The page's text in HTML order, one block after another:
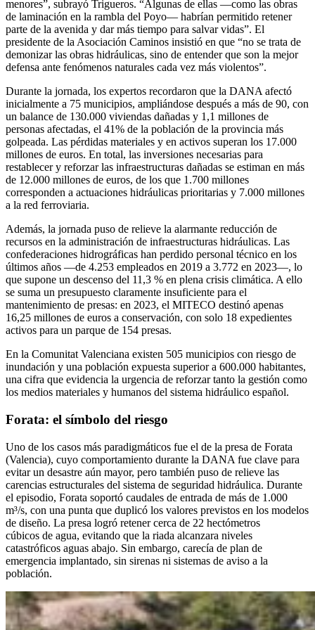
menores”, subrayó Trigueros. “Algunas de ellas —como las obras
de laminación en la rambla del Poyo— habrían permitido retener
parte de la avenida y dar más tiempo para salvar vidas”. El
presidente de la Asociación Caminos insistió en que “no se trata de
demonizar las obras hidráulicas, sino de entender que son la mejor
defensa ante fenómenos naturales cada vez más violentos”.
Durante la jornada, los expertos recordaron que la DANA afectó
inicialmente a 75 municipios, ampliándose después a más de 90, con
un balance de 130.000 viviendas dañadas y 1,1 millones de
personas afectadas, el 41% de la población de la provincia más
golpeada. Las pérdidas materiales y en activos superan los 17.000
millones de euros. En total, las inversiones necesarias para
restablecer y reforzar las infraestructuras dañadas se estiman en más
de 12.000 millones de euros, de los que 1.700 millones
corresponden a actuaciones hidráulicas prioritarias y 7.000 millones
a la red ferroviaria.
Además, la jornada puso de relieve la alarmante reducción de
recursos en la administración de infraestructuras hidráulicas. Las
confederaciones hidrográficas han perdido personal técnico en los
últimos años —de 4.253 empleados en 2019 a 3.772 en 2023—, lo
que supone un descenso del 11,3 % en plena crisis climática. A ello
se suma un presupuesto claramente insuficiente para el
mantenimiento de presas: en 2023, el MITECO destinó apenas
16,25 millones de euros a conservación, con solo 18 expedientes
activos para un parque de 154 presas.
En la Comunitat Valenciana existen 505 municipios con riesgo de
inundación y una población expuesta superior a 600.000 habitantes,
una cifra que evidencia la urgencia de reforzar tanto la gestión como
los medios materiales y humanos del sistema hidráulico español.
Forata: el símbolo del riesgo
Uno de los casos más paradigmáticos fue el de la presa de Forata
(Valencia), cuyo comportamiento durante la DANA fue clave para
evitar un desastre aún mayor, pero también puso de relieve las
carencias estructurales del sistema de seguridad hidráulica. Durante
el episodio, Forata soportó caudales de entrada de más de 1.000
m³/s, con una punta que duplicó los valores previstos en los modelos
de diseño. La presa logró retener cerca de 22 hectómetros
cúbicos de agua, evitando que la riada alcanzara niveles
catastróficos aguas abajo. Sin embargo, carecía de plan de
emergencia implantado, sin sirenas ni sistemas de aviso a la
población.